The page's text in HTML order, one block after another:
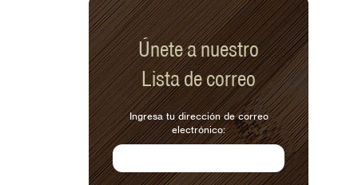
Únete a nuestro
Lista de correo
Ingresa tu dirección de correo
electrónico: